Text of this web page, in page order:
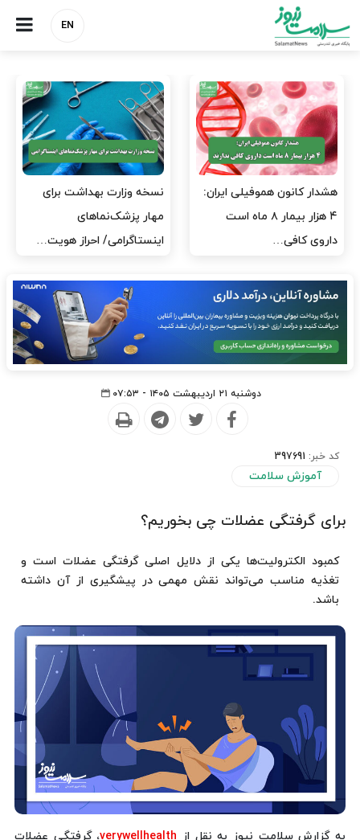
EN
نسخه وزارت بهداشت برای
مهار پزشک‌نماهای
اینستاگرامی/ احراز هویت…
مدیران پرستاری باید حامی
پرستاران باشند، نه عامل فشار
دوشنبه ۲۱ اردیبهشت ۱۴۰۵ - ۰۷:۵۳
کد خبر: 397691
آموزش سلامت
برای گرفتگی عضلات چی بخوریم؟
کمبود الکترولیت‌ها یکی از دلایل اصلی گرفتگی عضلات است و
تغذیه مناسب می‌تواند نقش مهمی در پیشگیری از آن داشته
باشد.
به گزارش سلامت نیوز به نقل از verywellhealth، گرفتگی عضلات